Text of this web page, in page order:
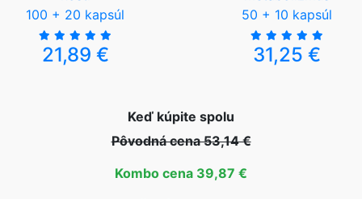
100 + 20 kapsúl
21,89 €
50 + 10 kapsúl
31,25 €
Keď kúpite spolu
Pôvodná cena 53,14 €
Kombo cena 39,87 €